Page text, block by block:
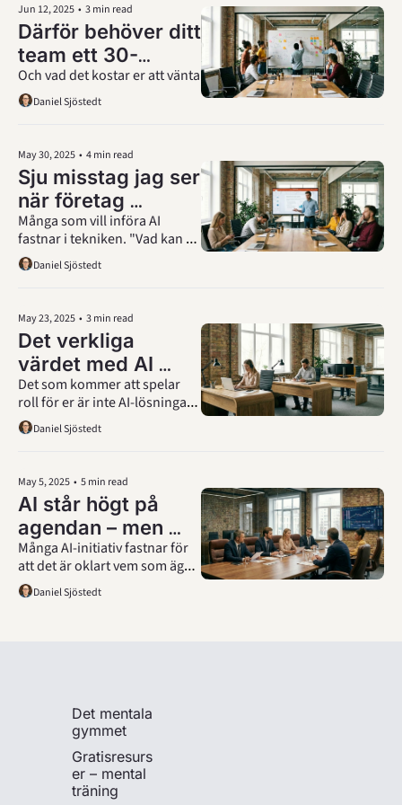
"Hur börjar vi med AI?" till
"Hur leder vi i en värld där
intelligens inte längre är en
bristvara?"
Jun 12, 2025 • 3 min read
Därför behöver ditt
team ett 30-
minuters AI-Hack
varje månad
Och vad det kostar er att vänta
Daniel Sjöstedt
May 30, 2025 • 4 min read
Sju misstag jag ser
när företag
försöker att införa
AI
Många som vill införa AI
fastnar i tekniken. "Vad kan AI
göra?" Bättre är att fråga "Var
kan vi bli bättre?" och sedan
med det?"
Daniel Sjöstedt
May 23, 2025 • 3 min read
Det verkliga
värdet med AI
hittar du bortom
hypen
Det som kommer att spelar
roll för er är inte AI-lösningar
som FÖRÄNDRAR ALLT! Nej,
för att dra nytta av det som
annorlunda. Och ställa andra
frågor.
Daniel Sjöstedt
May 5, 2025 • 5 min read
AI står högt på
agendan – men
vem äger frågan?
Många AI-initiativ fastnar för
att det är oklart vem som äger
frågan. De organisationer där
VD:n tar formellt ansvar ser
Daniel Sjöstedt
Det mentala
gymmet
Gratisresurs
er – mental
träning